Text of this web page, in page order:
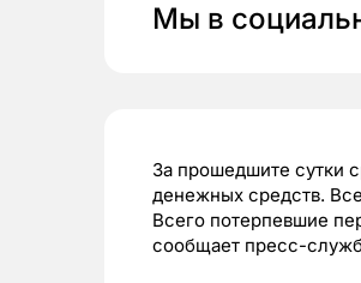
Мы в
За прошедшите сутки
денежных средств.
Всего потерпевшие
сообщает пресс-